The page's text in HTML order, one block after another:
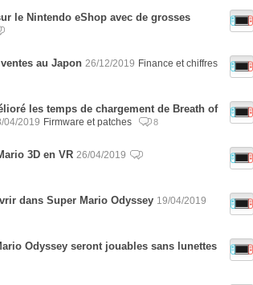
le Nintendo eShop avec de grosses
au Japon 26/12/2019 Finance et chiffres
les temps de chargement de Breath of
04/2019 Firmware et patches 8
3D en VR 26/04/2019
dans Super Mario Odyssey 19/04/2019
Odyssey seront jouables sans lunettes